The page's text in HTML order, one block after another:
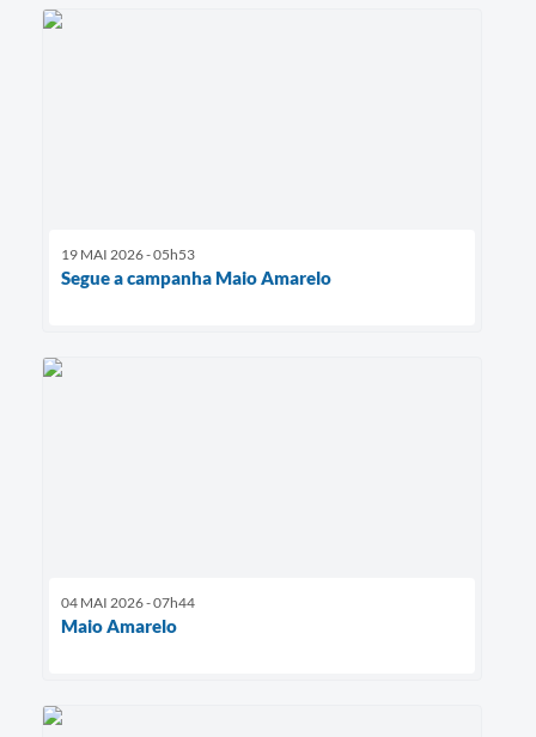
19 MAI 2026 - 05h53
Segue a campanha Maio Amarelo
04 MAI 2026 - 07h44
Maio Amarelo